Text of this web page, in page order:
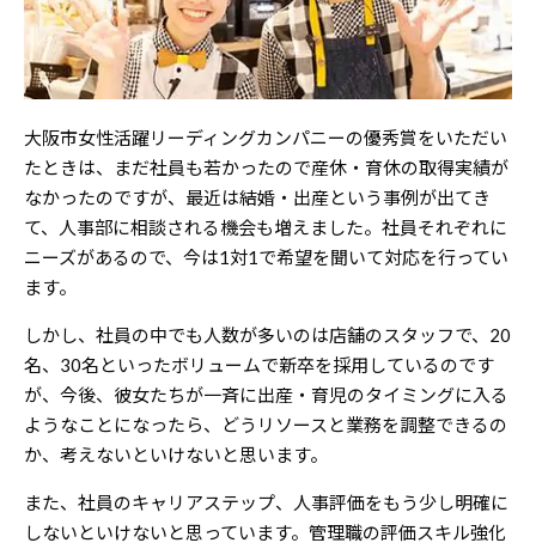
大阪市女性活躍リーディングカンパニーの優秀賞をいただい
たときは、まだ社員も若かったので産休・育休の取得実績が
なかったのですが、最近は結婚・出産という事例が出てき
て、人事部に相談される機会も増えました。社員それぞれに
ニーズがあるので、今は1対1で希望を聞いて対応を行ってい
ます。
しかし、社員の中でも人数が多いのは店舗のスタッフで、20
名、30名といったボリュームで新卒を採用しているのです
が、今後、彼女たちが一斉に出産・育児のタイミングに入る
ようなことになったら、どうリソースと業務を調整できるの
か、考えないといけないと思います。
また、社員のキャリアステップ、人事評価をもう少し明確に
しないといけないと思っています。管理職の評価スキル強化